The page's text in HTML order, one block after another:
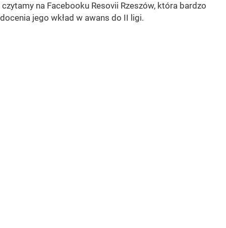
czytamy na Facebooku Resovii Rzeszów, która bardzo
docenia jego wkład w awans do II ligi.